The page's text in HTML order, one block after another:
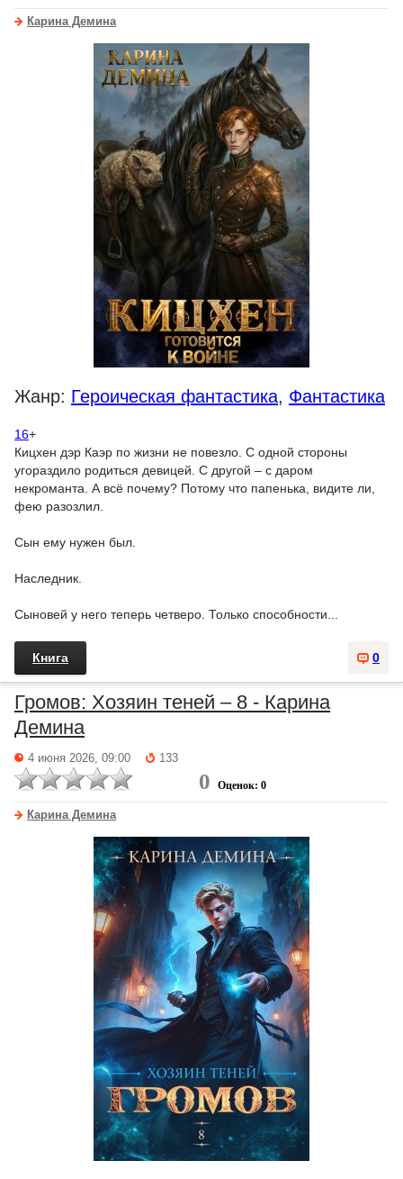
Карина Демина
Жанр: Героическая фантастика, Фантастика
16+
Кицхен дэр Каэр по жизни не повезло. С одной стороны
угораздило родиться девицей. С другой – с даром
некроманта. А всё почему? Потому что папенька, видите ли,
фею разозлил.
Сын ему нужен был.
Наследник.
Сыновей у него теперь четверо. Только способности...
0
Книга
Громов: Хозяин теней – 8 - Карина
Демина
4 июня 2026, 09:00 133
0 Оценок: 0
Карина Демина